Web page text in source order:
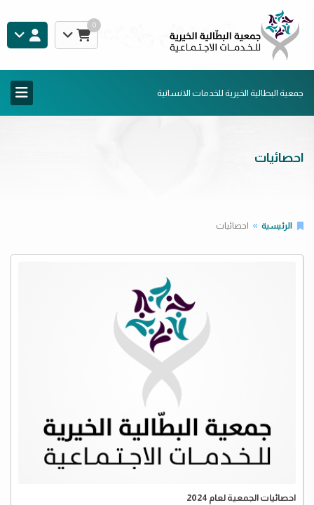
0
جمعية البطالية الخيرية للخدمات الانسانية
احصائيات
الرئيسية احصائيات
احصائيات الجمعية لعام 2024